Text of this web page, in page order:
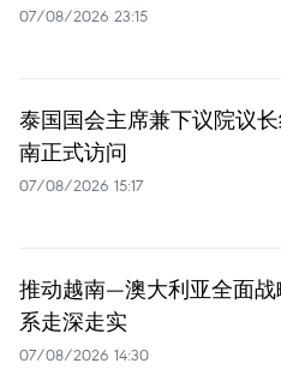
07/08/2026 23:15
泰国国会主席兼下议院议
南正式访问
07/08/2026 15:17
推动越南—澳大利亚全面战
系走深走实
07/08/2026 14:30